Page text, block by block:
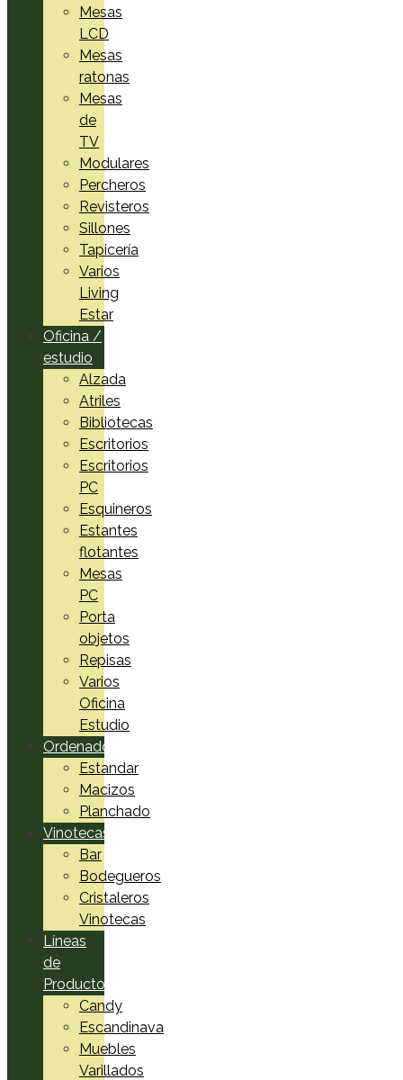
Mesas
LCD
Mesas
ratonas
Mesas
de
TV
Modulares
Percheros
Revisteros
Sillones
Tapicería
Varios
Living
Estar
Oficina /
estudio
Alzada
Atriles
Bibliotecas
Escritorios
Escritorios
PC
Esquineros
Estantes
flotantes
Mesas
PC
Porta
objetos
Repisas
Varios
Oficina
Estudio
Ordenadores
Estandar
Macizos
Planchado
Vinotecas
Bar
Bodegueros
Cristaleros
Vinotecas
Líneas
de
Productos
Candy
Escandinava
Muebles
Varillados